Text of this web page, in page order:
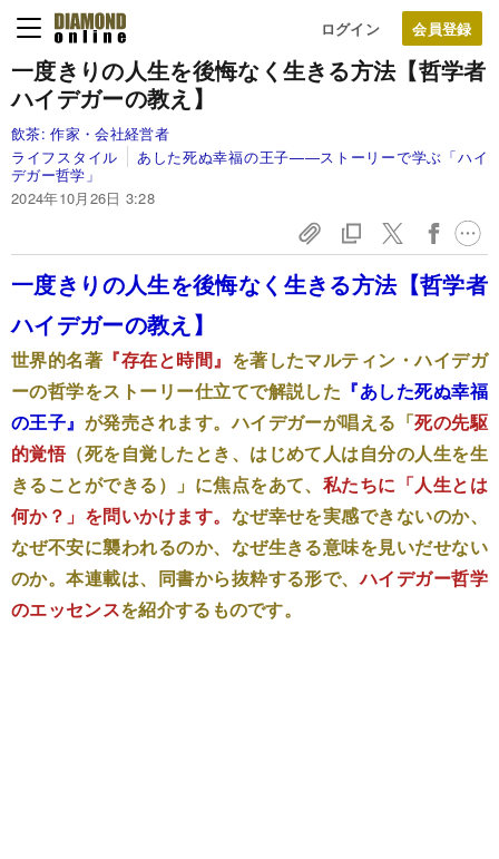
ログイン
一度きりの人生を後悔なく生きる方法【哲学者
ハイデガーの教え】
飲茶:作家・会社経営者
ライフスタイル
あした死ぬ幸福の王子—―ストーリーで学ぶ「ハイ
デガー哲学」
2024年10月26日 3:28
一度きりの人生を後悔なく生きる方法【哲学者
ハイデガーの教え】
世界的名著 『存在と時間』 を著したマルティン・ハイデガ
ーの哲学をストーリー仕立てで解説した 『あした死ぬ幸福
の王子』 が発売されます。ハイデガーが唱える「死の先駆
的覚悟（死を自覚したとき、はじめて人は自分の人生を生
きることができる）」に焦点をあて、 私たちに「人生とは
何か？」を問いかけます。 なぜ幸せを実感できないのか、
なぜ不安に襲われるのか、なぜ生きる意味を見いだせない
のか。本連載は、同書から抜粋する形で、ハイデガー哲学
のエッセンスを紹介するものです。